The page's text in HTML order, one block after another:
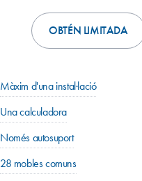
OBTÉN LIMITADA
Màxim d'una instal·lació
Una calculadora
Només autosuport
28 mobles comuns